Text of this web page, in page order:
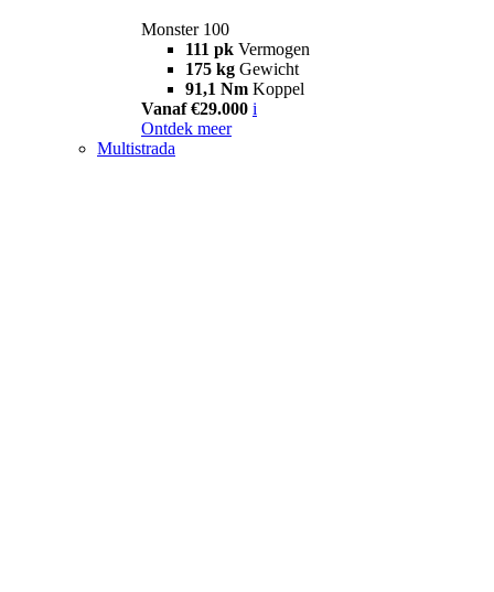
Monster 100
111 pk Vermogen
175 kg Gewicht
91,1 Nm Koppel
Vanaf €29.000 i
Ontdek meer
Multistrada